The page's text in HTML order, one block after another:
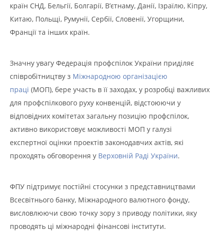
країн СНД, Бельгії, Болгарії, В’єтнаму, Данії, Ізраїлю, Кіпру,
Китаю, Польщі, Румунії, Сербії, Словенії, Угорщини,
Франції та інших країн.
Значну увагу Федерація профспілок України приділяє
співробітництву з Міжнародною організацією
праці (МОП), бере участь в її заходах, у розробці важливих
для профспілкового руху конвенцій, відстоюючи у
відповідних комітетах загальну позицію профспілок,
активно використовує можливості МОП у галузі
експертної оцінки проектів законодавчих актів, які
проходять обговорення у Верховній Раді України.
ФПУ підтримує постійні стосунки з представництвами
Всесвітнього банку, Міжнародного валютного фонду,
висловлюючи свою точку зору з приводу політики, яку
проводять ці міжнародні фінансові інститути.